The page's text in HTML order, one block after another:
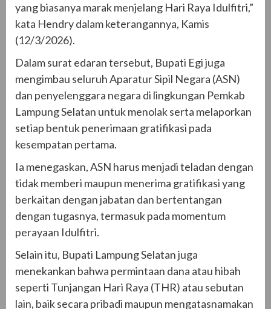
yang biasanya marak menjelang Hari Raya Idulfitri,”
kata Hendry dalam keterangannya, Kamis
(12/3/2026).
Dalam surat edaran tersebut, Bupati Egi juga
mengimbau seluruh Aparatur Sipil Negara (ASN)
dan penyelenggara negara di lingkungan Pemkab
Lampung Selatan untuk menolak serta melaporkan
setiap bentuk penerimaan gratifikasi pada
kesempatan pertama.
Ia menegaskan, ASN harus menjadi teladan dengan
tidak memberi maupun menerima gratifikasi yang
berkaitan dengan jabatan dan bertentangan
dengan tugasnya, termasuk pada momentum
perayaan Idulfitri.
Selain itu, Bupati Lampung Selatan juga
menekankan bahwa permintaan dana atau hibah
seperti Tunjangan Hari Raya (THR) atau sebutan
lain, baik secara pribadi maupun mengatasnamakan